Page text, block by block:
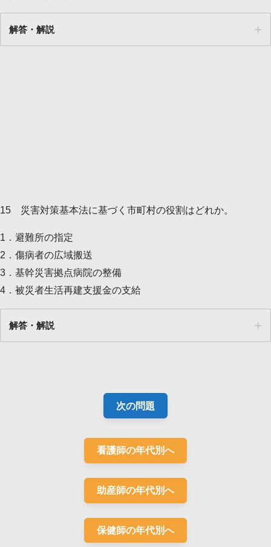
解答・解説
15 災害対策基本法に基づく市町村の役割はどれか。
1．避難所の指定
2．傷病者の広域搬送
3．基幹災害拠点病院の整備
4．被災者生活再建支援金の支給
解答・解説
次の問題
看護師の年代別へ
助産師の年代別へ
保健師の年代別へ